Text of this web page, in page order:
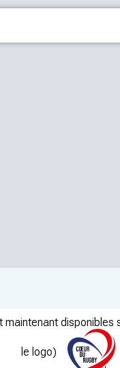
maintenant disponibles
le logo)